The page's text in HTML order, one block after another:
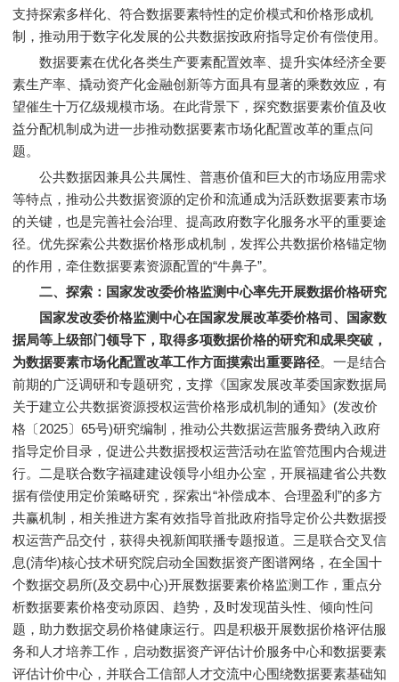
支持探索多样化、符合数据要素特性的定价模式和价格形成机
制，推动用于数字化发展的公共数据按政府指导定价有偿使用。
数据要素在优化各类生产要素配置效率、提升实体经济全要
素生产率、撬动资产化金融创新等方面具有显著的乘数效应，有
望催生十万亿级规模市场。在此背景下，探究数据要素价值及收
益分配机制成为进一步推动数据要素市场化配置改革的重点问
题。
公共数据因兼具公共属性、普惠价值和巨大的市场应用需求
等特点，推动公共数据资源的定价和流通成为活跃数据要素市场
的关键，也是完善社会治理、提高政府数字化服务水平的重要途
径。优先探索公共数据价格形成机制，发挥公共数据价格锚定物
的作用，牵住数据要素资源配置的“牛鼻子”。
二、探索：国家发改委价格监测中心率先开展数据价格研究
国家发改委价格监测中心在国家发展改革委价格司、国家数
据局等上级部门领导下， 取得多项数据价格的研究和成果突破，
为数据要素市场化配置改革工作方面摸索出重要路径。一是结合
前期的广泛调研和专题研究，支撑《国家发展改革委国家数据局
关于建立公共数据资源授权运营价格形成机制的通知》(发改价
格〔2025〕65号)研究编制，推动公共数据运营服务费纳入政府
指导定价目录，促进公共数据授权运营活动在监管范围内合规进
行。二是联合数字福建建设领导小组办公室，开展福建省公共数
据有偿使用定价策略研究，探索出“补偿成本、合理盈利”的多方
共赢机制，相关推进方案有效指导首批政府指导定价公共数据授
权运营产品交付，获得央视新闻联播专题报道。三是联合交叉信
息(清华)核心技术研究院启动全国数据资产图谱网络，在全国十
个数据交易所(及交易中心)开展数据要素价格监测工作，重点分
析数据要素价格变动原因、趋势，及时发现苗头性、倾向性问
题，助力数据交易价格健康运行。四是积极开展数据价格评估服
务和人才培养工作，启动数据资产评估计价服务中心和数据要素
评估计价中心，并联合工信部人才交流中心围绕数据要素基础知